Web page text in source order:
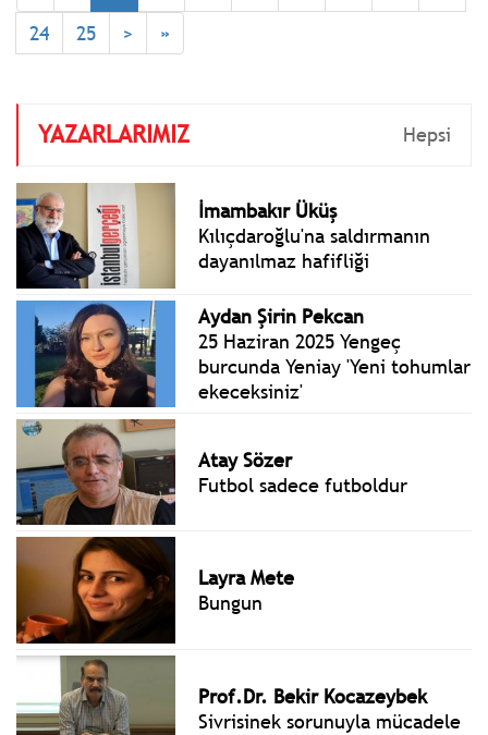
24
25 > »
YAZARLARIMIZ Hepsi
İmambakır Üküş
Kılıçdaroğlu'na saldırmanın
dayanılmaz hafifliği
Aydan Şirin Pekcan
25 Haziran 2025 Yengeç
burcunda Yeniay 'Yeni tohumlar
ekeceksiniz'
Atay Sözer
Futbol sadece futboldur
Layra Mete
Bungun
Prof.Dr. Bekir Kocazeybek
Sivrisinek sorunuyla mücadele